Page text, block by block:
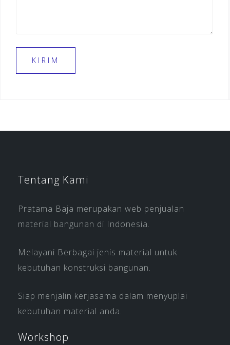
Tentang Kami
Pratama Baja merupakan web penjualan
material bangunan di Indonesia.
Melayani Berbagai jenis material untuk
kebutuhan konstruksi bangunan.
Siap menjalin kerjasama dalam menyuplai
kebutuhan material anda.
Workshop